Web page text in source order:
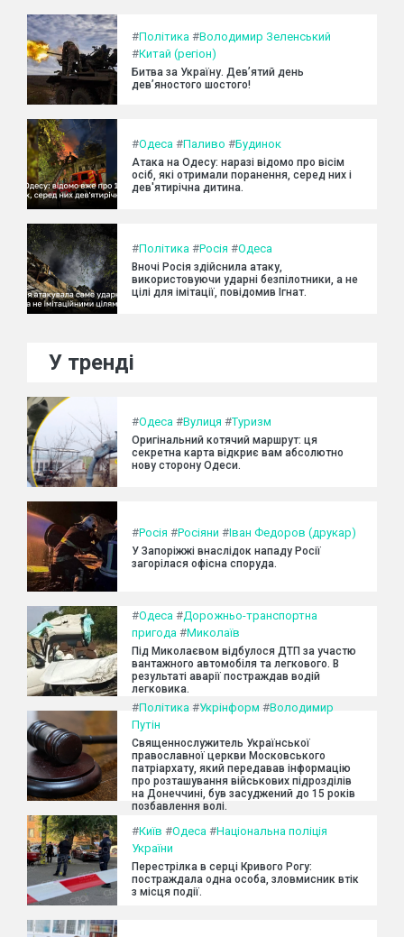
#Політика #Володимир Зеленський
#Китай (регіон)
Битва за Україну. Дев’ятий день
дев’яностого шостого!
#Одеса #Паливо #Будинок
Атака на Одесу: наразі відомо про вісім
осіб, які отримали поранення, серед них і
дев'ятирічна дитина.
#Політика #Росія #Одеса
Вночі Росія здійснила атаку,
використовуючи ударні безпілотники, а не
цілі для імітації, повідомив Ігнат.
У тренді
#Одеса #Вулиця #Туризм
Оригінальний котячий маршрут: ця
секретна карта відкриє вам абсолютно
нову сторону Одеси.
#Росія #Росіяни #Іван Федоров (друкар)
У Запоріжжі внаслідок нападу Росії
загорілася офісна споруда.
#Одеса #Дорожньо-транспортна
пригода #Миколаїв
Під Миколаєвом відбулося ДТП за участю
вантажного автомобіля та легкового. В
результаті аварії постраждав водій
легковика.
#Політика #Укрінформ #Володимир
Путін
Священнослужитель Української
православної церкви Московського
патріархату, який передавав інформацію
про розташування військових підрозділів
на Донеччині, був засуджений до 15 років
позбавлення волі.
#Київ #Одеса #Національна поліція
України
Перестрілка в серці Кривого Рогу:
постраждала одна особа, зловмисник втік
з місця події.